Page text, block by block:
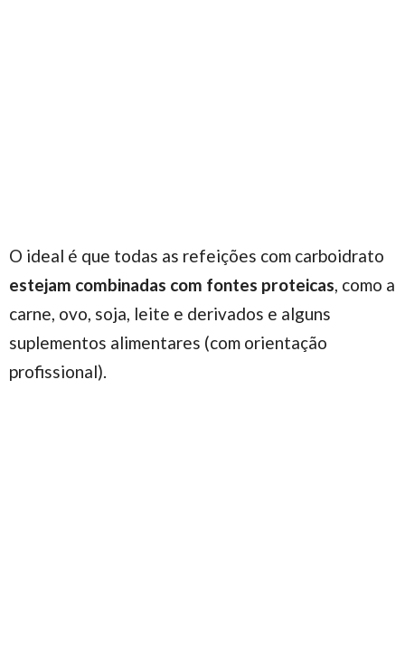
O ideal é que todas as refeições com carboidrato
estejam combinadas com fontes proteicas, como a
carne, ovo, soja, leite e derivados e alguns
suplementos alimentares (com orientação
profissional).